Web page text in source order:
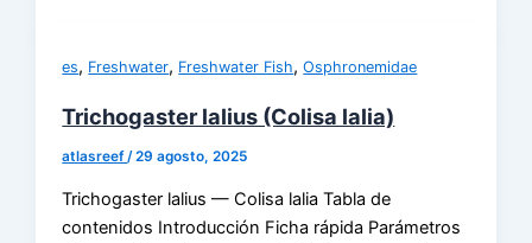
es, Freshwater, Freshwater Fish,Osphronemidae
Trichogaster lalius (Colisa lalia)
atlasreef/29 agosto, 2025
Trichogaster lalius — Colisa lalia Tabla de
contenidos Introducción Ficha rápida Parámetros